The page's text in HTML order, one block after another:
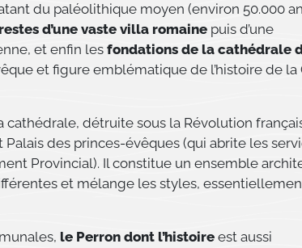
du paléolithique moyen (environ 50.000
d’une vaste villa romaine puis d’une
et enfin les fondations de la cathédrale
et figure emblématique de l’histoire de la
cathédrale, détruite sous la Révolution
Palais des princes-évêques (qui abrite les
Provincial). Il constitue un ensemble
et mélange les styles,
le Perron dont l’histoire est aussi